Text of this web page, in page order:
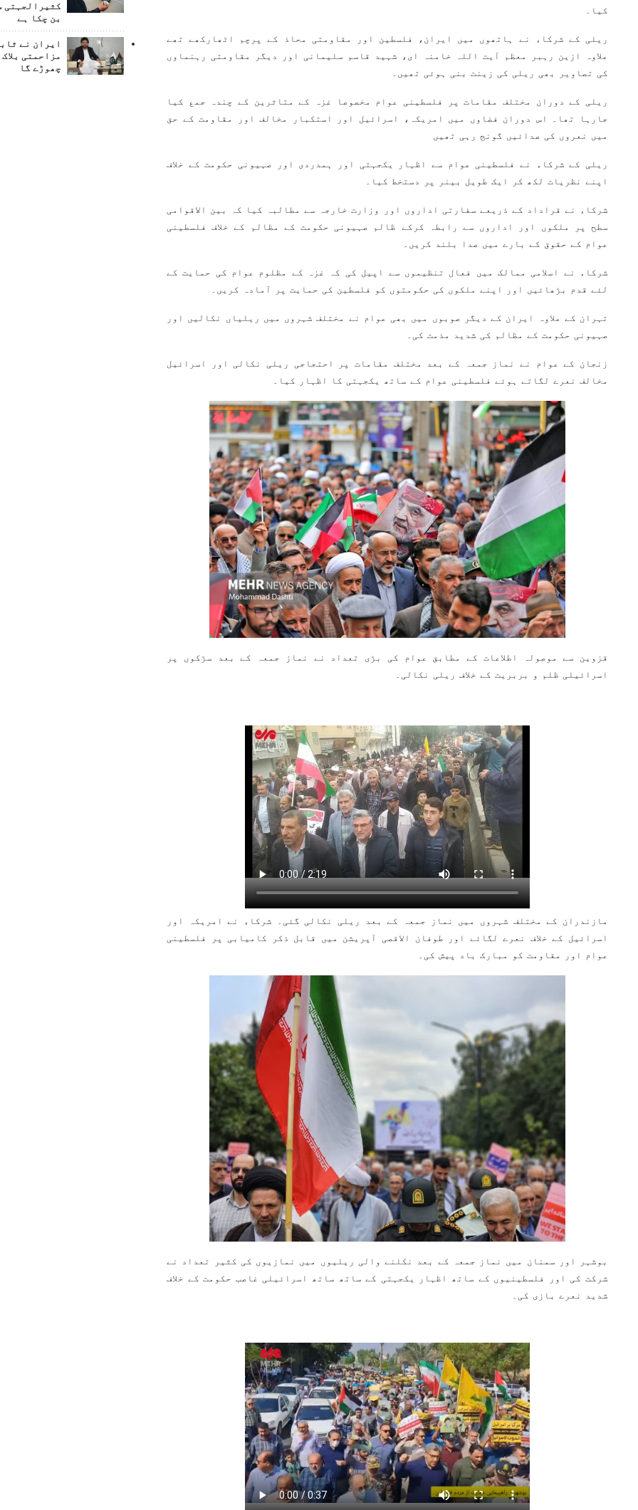
کیا۔
ریلی کے شرکاء نے ہاتھوں میں ایران، فلسطین اور مقاومتی محاذ کے پرچم اٹھارکھے تھے
علاوہ ازین رہبر معظم آیت اللہ خامنہ ای، شہید قاسم سلیمانی اور دیگر مقاومتی رہنماوں
کی تصاویر بھی ریلی کی زینت بنی ہوئی تھیں۔
ریلی کے دوران مختلف مقامات پر فلسطینی عوام مخصوصا غزہ کے متاثرین کے چندہ جمع کیا
جارہا تھا۔ اس دوران فضاوں میں امریکہ، اسرائیل اور استکبار مخالف اور مقاومت کے حق
میں نعروں کی صدائیں گونج رہی تھیں
ریلی کے شرکاء نے فلسطینی عوام سے اظہار یکجہتی اور ہمدردی اور صہیونی حکومت کے خلاف
اپنے نظریات لکھ کر ایک طویل بینر پر دستخط کیا۔
شرکاء نے قراداد کے ذریعے سفارتی اداروں اور وزارت خارجہ سے مطالبہ کیا کہ بین الاقوامی
سطح پر ملکوں اور اداروں سے رابطہ کرکے ظالم صہیونی حکومت کے مظالم کے خلاف فلسطینی
عوام کے حقوق کے بارے میں صدا بلند کریں۔
شرکاء نے اسلامی ممالک میں فعال تنظیموں سے اپیل کی کہ غزہ کے مظلوم عوام کی حمایت کے
لئے قدم بڑھائیں اور اپنے ملکوں کی حکومتوں کو فلسطین کی حمایت پر آمادہ کریں۔
تہران کے علاوہ ایران کے دیگر صوبوں میں بھی عوام نے مختلف شہروں میں ریلیاں نکالیں اور
صہیونی حکومت کے مظالم کی شدید مذمت کی۔
زنجان کے عوام نے نماز جمعہ کے بعد مختلف مقامات پر احتجاجی ریلی نکالی اور اسرائیل
مخالف نعرے لگاتے ہوئے فلسطینی عوام کے ساتھ یکجہتی کا اظہار کیا۔
قزوین سے موصولہ اطلاعات کے مطابق عوام کی بڑی تعداد نے نماز جمعہ کے بعد سڑکوں پر
اسرائیلی ظلم و بربریت کے خلاف ریلی نکالی۔
مازندران کے مختلف شہروں میں نماز جمعہ کے بعد ریلی نکالی گئی۔ شرکاء نے امریکہ اور
اسرائیل کے خلاف نعرے لگائے اور طوفان الاقصی آپریشن میں قابل ذکر کامیابی پر فلسطینی
عوام اور مقاومت کو مبارک باد پیش کی۔
بوشہر اور سمنان میں نماز جمعہ کے بعد نکلنے والی ریلیوں میں نمازیوں کی کثیر تعداد نے
شرکت کی اور فلسطینیوں کے ساتھ اظہار یکجہتی کے ساتھ ساتھ اسرائیلی غاصب حکومت کے خلاف
شدید نعرے بازی کی۔
کثیرالجہتی
بن چکا ہے
ایران نے
مزاحمتی
چھوڑے گا